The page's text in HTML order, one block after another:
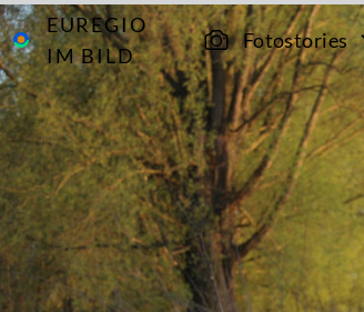
EUREGIO
IM BILD
Fotostories
Archiv 6268